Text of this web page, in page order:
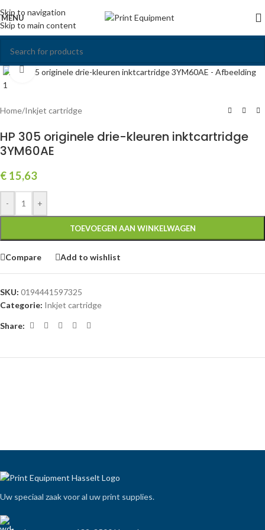
Skip to navigation
Skip to main content
MENU
Click to enlarge
Home/Inkjet cartridge
HP 305 originele drie-kleuren inktcartridge
3YM60AE
€ 15,63
- +
TOEVOEGEN AAN WINKELWAGEN
Compare Add to wishlist
SKU: 0194441597325
Categorie: Inkjet cartridge
Share:
Uw speciaal zaak voor al uw print supplies.